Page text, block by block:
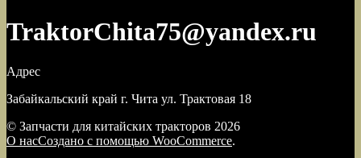
TraktorChita75@yandex.ru
Адрес
Забайкальский край г. Чита ул. Трактовая 18
© Запчасти для китайских тракторов 2026
О насСоздано с помощью WooCommerce.